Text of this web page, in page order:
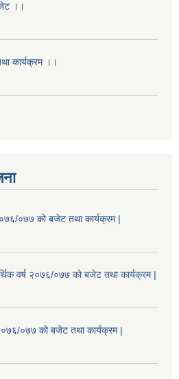
।।
कार्यक्रम ।।
०७७ को बजेट तथा कार्यक्रम |
वर्ष २०७६/०७७ को बजेट तथा कार्यक्रम |
०७७ को बजेट तथा कार्यक्रम |